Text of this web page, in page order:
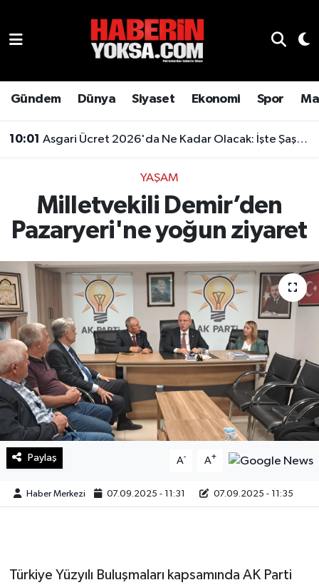
Gündem Dünya Siyaset Ekonomi Spor
10:01 Asgari Ücret 2026'da Ne Kadar Olacak: İşte Şaşırtan Rakam
YAŞAM
Milletvekili Demir’den
Pazaryeri'ne yoğun ziyaret
Paylaş A- A+
Haber Merkezi 07.09.2025 - 11:31 07.09.2025 - 11:35
Türkiye Yüzyılı Buluşmaları kapsamında AK Parti
Genel
Gündem
Magazin
Otomobil
Sağlık
Teknoloji
Yaşam
Hava Durumu
Son Dakika Haberleri
Haber Arşivi